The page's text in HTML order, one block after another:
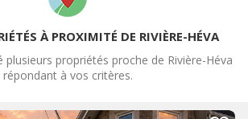
À PROXIMITÉ DE RIVIÈRE-HÉVA
propriétés proche de Rivière-Héva
répondant à vos critères.